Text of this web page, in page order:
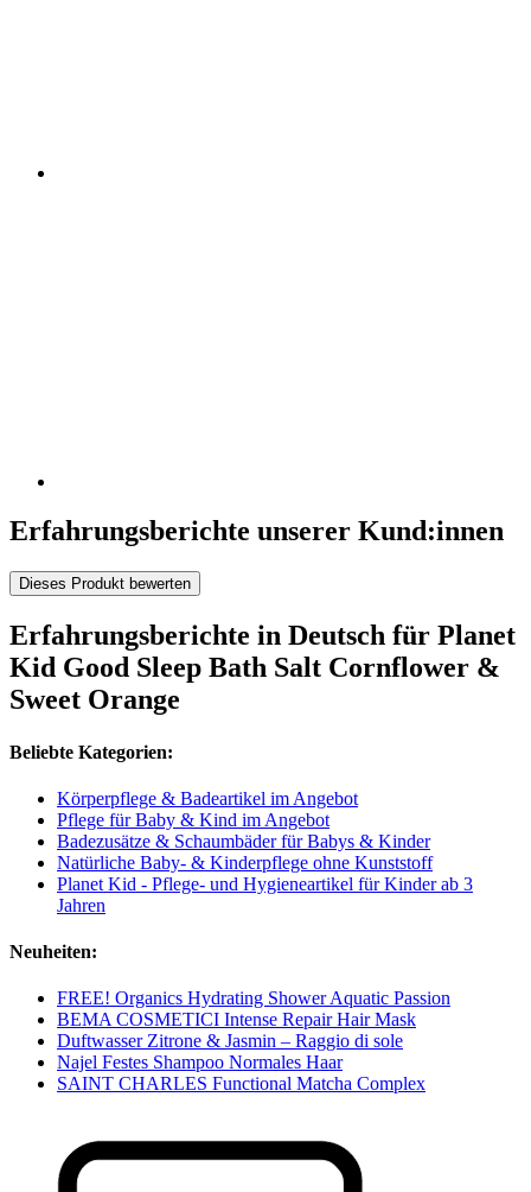
Erfahrungsberichte unserer Kund:innen
Dieses Produkt bewerten
Erfahrungsberichte in Deutsch für Planet
Kid Good Sleep Bath Salt Cornflower &
Sweet Orange
Beliebte Kategorien:
Körperpflege & Badeartikel im Angebot
Pflege für Baby & Kind im Angebot
Badezusätze & Schaumbäder für Babys & Kinder
Natürliche Baby- & Kinderpflege ohne Kunststoff
Planet Kid - Pflege- und Hygieneartikel für Kinder ab 3
Jahren
Neuheiten:
FREE! Organics Hydrating Shower Aquatic Passion
BEMA COSMETICI Intense Repair Hair Mask
Duftwasser Zitrone & Jasmin – Raggio di sole
Najel Festes Shampoo Normales Haar
SAINT CHARLES Functional Matcha Complex